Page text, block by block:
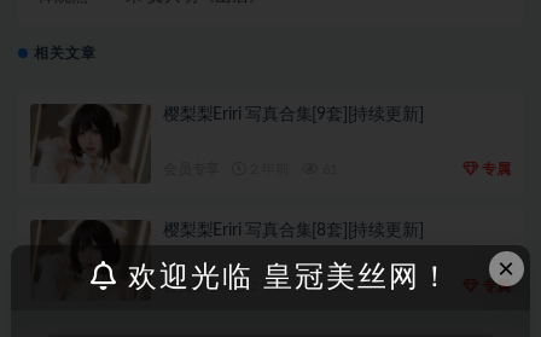
相关文章
樱梨梨Eriri 写真合集[9套][持续更新]
专属
樱梨梨Eriri 写真合集[8套][持续更新]
会员专享 2 年前 226 专属
×
欢迎光临 皇冠美丝网！